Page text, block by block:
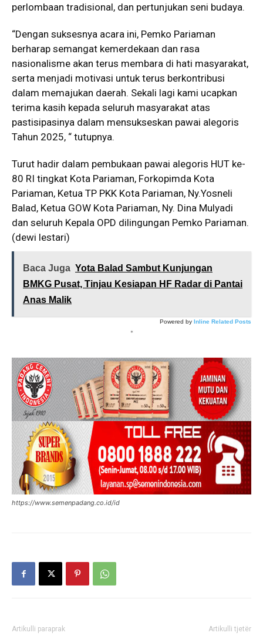
perlombaan tradisional, dan pertunjukan seni budaya.
​“Dengan suksesnya acara ini, Pemko Pariaman
berharap semangat kemerdekaan dan rasa
nasionalisme akan terus membara di hati masyarakat,
serta menjadi motivasi untuk terus berkontribusi
dalam memajukan daerah. Sekali lagi kami ucapkan
terima kasih kepada seluruh masyarakat atas
pastisipasinya dalam mensukseskan pawai alegoris
Tahun 2025, “ tutupnya.
Turut hadir dalam pembukaan pawai alegoris HUT ke-
80 RI tingkat Kota Pariaman, Forkopimda Kota
Pariaman, Ketua TP PKK Kota Pariaman, Ny.Yosneli
Balad, Ketua GOW Kota Pariaman, Ny. Dina Mulyadi
dan seluruh Kepala OPD dilingungan Pemko Pariaman.
(dewi lestari)
Baca Juga Yota Balad Sambut Kunjungan
BMKG Pusat, Tinjau Kesiapan HF Radar di Pantai
Anas Malik
Powered by Inline Related Posts
*
https://www.semenpadang.co.id/id
Artikulli paraprak Artikulli tjetër